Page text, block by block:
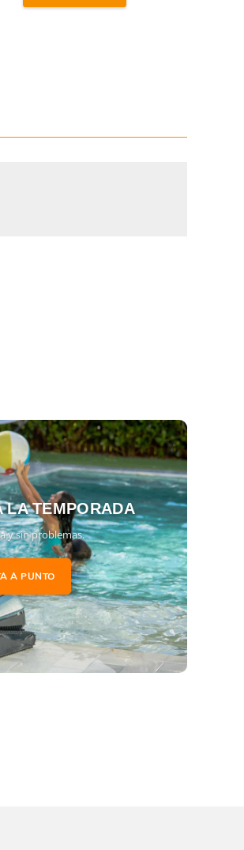
LA TEMPORADA
y sin problemas.
A PUNTO